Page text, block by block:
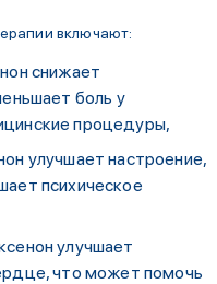
включают:
снижает
боль у
процедуры,
улучшает настроение,
психическое
улучшает
что может помочь